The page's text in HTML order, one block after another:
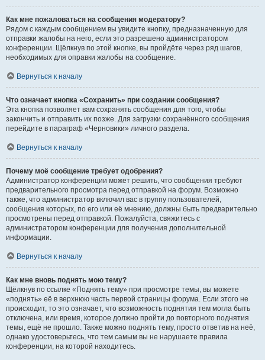
Как мне пожаловаться на сообщения модератору?
Рядом с каждым сообщением вы увидите кнопку, предназначенную для
отправки жалобы на него, если это разрешено администратором
конференции. Щёлкнув по этой кнопке, вы пройдёте через ряд шагов,
необходимых для оправки жалобы на сообщение.
Вернуться к началу
Что означает кнопка «Сохранить» при создании сообщения?
Эта кнопка позволяет вам сохранять сообщения для того, чтобы
закончить и отправить их позже. Для загрузки сохранённого сообщения
перейдите в параграф «Черновики» личного раздела.
Вернуться к началу
Почему моё сообщение требует одобрения?
Администратор конференции может решить, что сообщения требуют
предварительного просмотра перед отправкой на форум. Возможно
также, что администратор включил вас в группу пользователей,
сообщения которых, по его или её мнению, должны быть предварительно
просмотрены перед отправкой. Пожалуйста, свяжитесь с
администратором конференции для получения дополнительной
информации.
Вернуться к началу
Как мне вновь поднять мою тему?
Щёлкнув по ссылке «Поднять тему» при просмотре темы, вы можете
«поднять» её в верхнюю часть первой страницы форума. Если этого не
происходит, то это означает, что возможность поднятия тем могла быть
отключена, или время, которое должно пройти до повторного поднятия
темы, ещё не прошло. Также можно поднять тему, просто ответив на неё,
однако удостоверьтесь, что тем самым вы не нарушаете правила
конференции, на которой находитесь.